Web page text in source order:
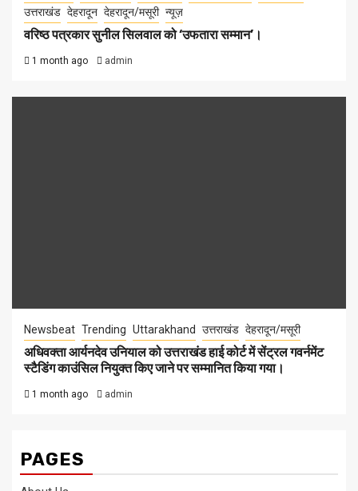
उत्तराखंड देहरादून देहरादून/मसूरी न्यूज़
वरिष्ठ पत्रकार सुनील सिलवाल को ‘उफतारा सम्मान’।
1 month ago admin
Newsbeat Trending Uttarakhand उत्तराखंड देहरादून/मसूरी
अधिवक्ता आर्यनदेव उनियाल को उत्तराखंड हाई कोर्ट में सेंट्रल गवर्नमेंट
स्टैडिंग काउंसिल नियुक्त किए जाने पर सम्मानित किया गया।
1 month ago admin
PAGES